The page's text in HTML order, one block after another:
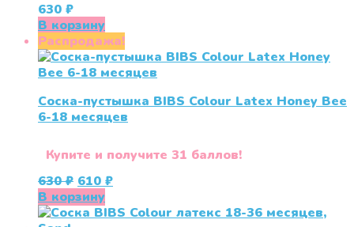
630 ₽
В корзину
Распродажа!
Соска-пустышка BIBS Colour Latex Honey Bee
6-18 месяцев
Купите и получите 31 баллов!
630₽ Первоначальная
цена
составляла
610₽Текущая
610 ₽.
В корзину